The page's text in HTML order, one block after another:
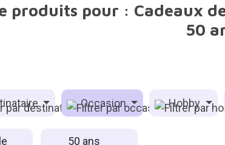
produits pour : Cadeaux
50
Occasion Hobby
50 ans